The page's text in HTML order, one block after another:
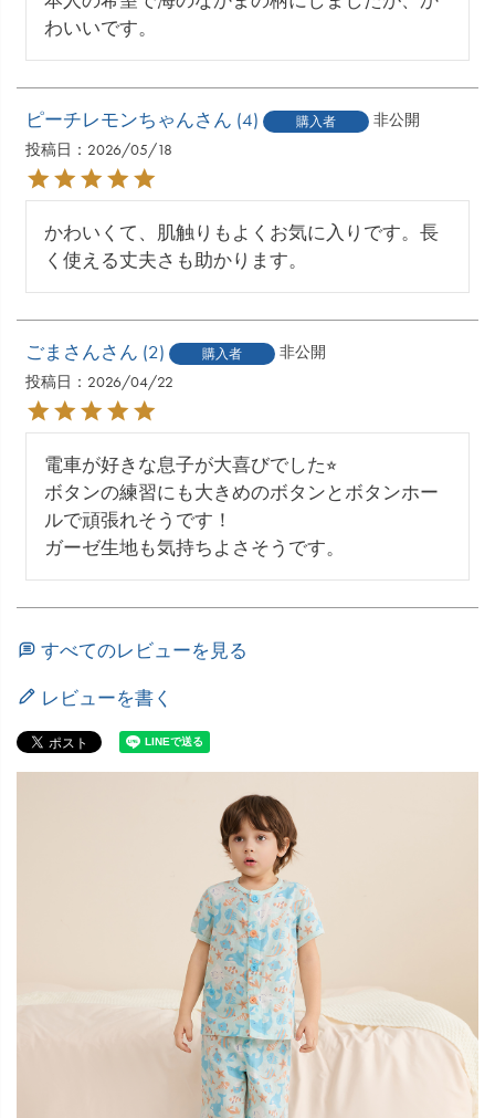
わいいです。
ピーチレモンちゃん 4 購入者
非公開
投稿日
2026/05/18
かわいくて、肌触りもよくお気に入りです。長
く使える丈夫さも助かります。
ごまさん 2 購入者
非公開
投稿日
2026/04/22
電車が好きな息子が大喜びでした⭐︎
ボタンの練習にも大きめのボタンとボタンホー
ルで頑張れそうです！
ガーゼ生地も気持ちよさそうです。
すべてのレビューを見る
レビューを書く